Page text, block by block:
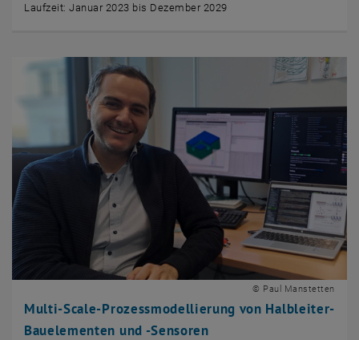
Laufzeit: Januar 2023 bis Dezember 2029
Multi-Scale-Prozessmodellierung von Halbleiter-
Bauelementen und -Sensoren
© Paul Manstetten